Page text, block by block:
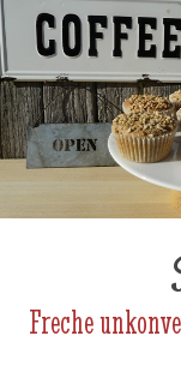
Freche